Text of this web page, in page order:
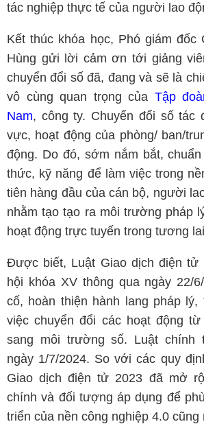
tác nghiệp thực tế của người lao
Kết thúc khóa học, Phó giám đốc
Hùng gửi lời cảm ơn tới giảng
chuyển đổi số đã, đang và sẽ là
vô cùng quan trọng của Tập
Nam, công ty. Chuyển đổi số tác
vực, hoạt động của phòng/ ban/
động. Do đó, sớm nắm bắt,
thức, kỹ năng để làm việc trong
tiên hàng đầu của cán bộ, người
nhằm tạo tạo ra môi trường pháp
hoạt động trực tuyến trong tương
Được biết, Luật Giao dịch điện tử
hội khóa XV thông qua ngày 22/
cố, hoàn thiện hành lang pháp
việc chuyển đổi các hoạt động
sang môi trường số. Luật chính
ngày 1/7/2024. So với các quy
Giao dịch điện tử 2023 đã mở
chính và đối tượng áp dụng để
triển của nền công nghiệp 4.0 cũng